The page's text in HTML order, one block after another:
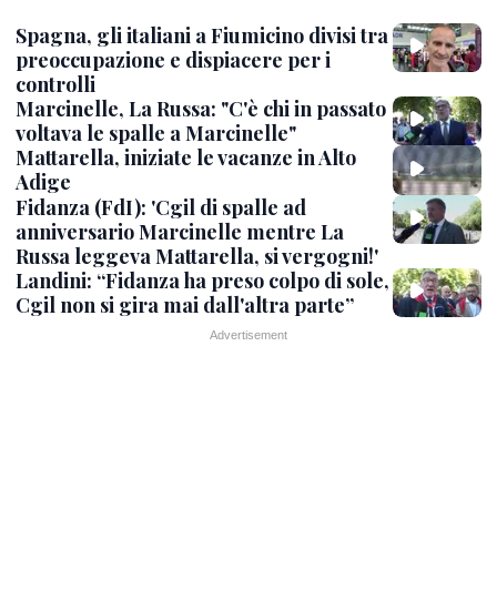
Spagna, gli italiani a Fiumicino divisi tra
preoccupazione e dispiacere per i
controlli
Marcinelle, La Russa: "C'è chi in passato
voltava le spalle a Marcinelle"
Mattarella, iniziate le vacanze in Alto
Adige
Fidanza (FdI): 'Cgil di spalle ad
anniversario Marcinelle mentre La
Russa leggeva Mattarella, si vergogni!'
Landini: “Fidanza ha preso colpo di sole,
Cgil non si gira mai dall'altra parte”